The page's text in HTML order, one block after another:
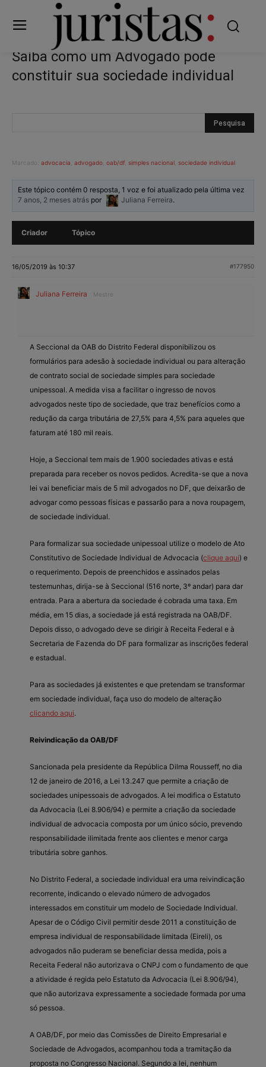
Saiba como um Advogado pode
constituir sua sociedade individual
Marcado: advocacia advogado oab/df simples nacional sociedade individual
Este tópico contém 0 resposta, 1 voz e foi atualizado pela última vez
7 anos, 2 meses atrás por Juliana Ferreira.
Criador Tópico
16/05/2019 às 10:37 #177950
Juliana Ferreira Mestre
A Seccional da OAB do Distrito Federal disponibilizou os
formulários para adesão à sociedade individual ou para alteração
de contrato social de sociedade simples para sociedade
unipessoal. A medida visa a facilitar o ingresso de novos
advogados neste tipo de sociedade, que traz benefícios como a
redução da carga tributária de 27,5% para 4,5% para aqueles que
faturam até 180 mil reais.
Hoje, a Seccional tem mais de 1.900 sociedades ativas e está
preparada para receber os novos pedidos. Acredita-se que a nova
lei vai beneficiar mais de 5 mil advogados no DF, que deixarão de
advogar como pessoas físicas e passarão para a nova roupagem,
de sociedade individual.
Para formalizar sua sociedade unipessoal utilize o modelo de Ato
Constitutivo de Sociedade Individual de Advocacia (clique aqui) e
o requerimento. Depois de preenchidos e assinados pelas
testemunhas, dirija-se à Seccional (516 norte, 3º andar) para dar
entrada. Para a abertura da sociedade é cobrada uma taxa. Em
média, em 15 dias, a sociedade já está registrada na OAB/DF.
Depois disso, o advogado deve se dirigir à Receita Federal e à
Secretaria de Fazenda do DF para formalizar as inscrições federal
e estadual.
Para as sociedades já existentes e que pretendam se transformar
em sociedade individual, faça uso do modelo de alteração
clicando aqui.
Reivindicação da OAB/DF
Sancionada pela presidente da República Dilma Rousseff, no dia
12 de janeiro de 2016, a Lei 13.247 que permite a criação de
sociedades unipessoais de advogados. A lei modifica o Estatuto
da Advocacia (Lei 8.906/94) e permite a criação da sociedade
individual de advocacia composta por um único sócio, prevendo
responsabilidade ilimitada frente aos clientes e menor carga
tributária sobre ganhos.
No Distrito Federal, a sociedade individual era uma reivindicação
recorrente, indicando o elevado número de advogados
interessados em constituir um modelo de Sociedade Individual.
Apesar de o Código Civil permitir desde 2011 a constituição de
empresa individual de responsabilidade limitada (Eireli), os
advogados não puderam se beneficiar dessa medida, pois a
Receita Federal não autorizava o CNPJ com o fundamento de que
a atividade é regida pelo Estatuto da Advocacia (Lei 8.906/94),
que não autorizava expressamente a sociedade formada por uma
só pessoa.
A OAB/DF, por meio das Comissões de Direito Empresarial e
Sociedade de Advogados, acompanhou toda a tramitação da
proposta no Congresso Nacional. Segundo a lei, nenhum